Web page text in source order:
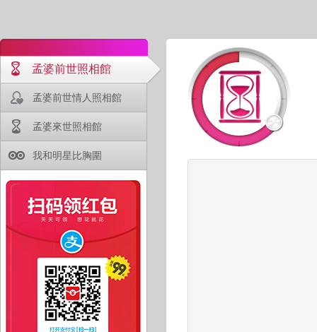
孟婆前世照相館
孟婆前世情人照相館
孟婆來世照相館
我和明星比胸圍